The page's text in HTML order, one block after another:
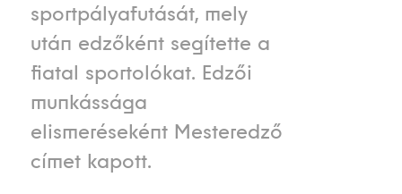
sportpályafutását, mely
után edzőként segítette a
fiatal sportolókat. Edzői
munkássága
elismeréseként Mesteredző
címet kapott.